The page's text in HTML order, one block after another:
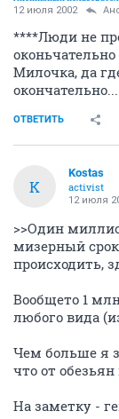
12 июля 2002
****Люди не
Милочка, да
окончательно...
ОТВЕТИТЬ
K
Kostas
activist
12 июля
>>Один
мизерный
происходить,
Вообщето 1
любого вида
Чем больше я
что от
На заметку -